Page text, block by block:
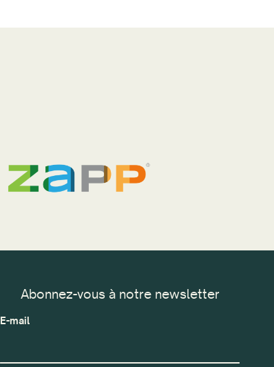
Abonnez-vous à notre newsletter
E-mail